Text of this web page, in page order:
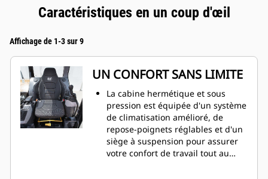
Caractéristiques en un coup d'œil
Affichage de 1-3 sur 9
UN CONFORT SANS LIMITE
La cabine hermétique et sous
pression est équipée d'un système
de climatisation amélioré, de
repose-poignets réglables et d'un
siège à suspension pour assurer
votre confort de travail tout au